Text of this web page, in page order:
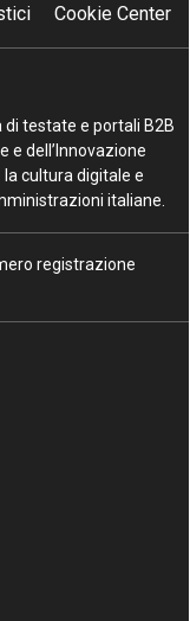
Cookie Center
di testate e portali B2B
e dell’Innovazione
cultura digitale e
italiane.
registrazione